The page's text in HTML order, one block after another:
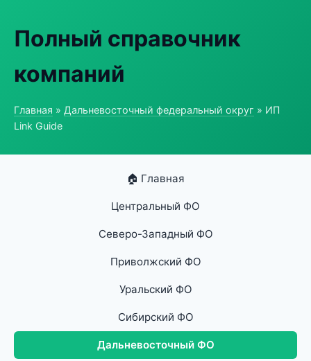
Полный справочник
компаний
Главная » Дальневосточный федеральный округ » ИП
Link Guide
🏠 Главная
Центральный ФО
Северо-Западный ФО
Приволжский ФО
Уральский ФО
Сибирский ФО
Дальневосточный ФО